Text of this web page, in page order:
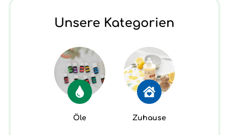
Unsere Kategorien
Öle Zuhause